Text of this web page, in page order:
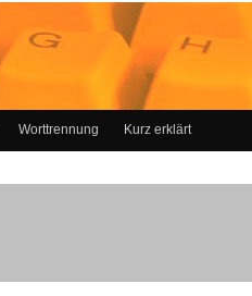
Worttrennung Kurz erklärt